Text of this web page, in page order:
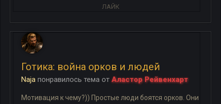
ЛАЙК
Готика: война орков и людей
Naja понравилось тема от Аластор Рейвенхарт
Мотивация к чему?)) Простые люди боятся орков. Они